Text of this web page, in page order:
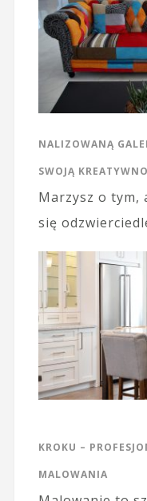
NALIZOWANĄ
SWOJĄ
Marzysz o tym,
się
KROKU –
MALOWANIA